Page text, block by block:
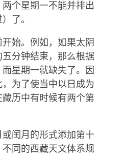
个星期一不能并排出
了。
始。例如，如果太阴
分钟结束，那么根据
星期一就缺失了。因
为了使当中以日成为
历中有时候有两个第
闰月的形式添加第十
同的西藏天文体系规